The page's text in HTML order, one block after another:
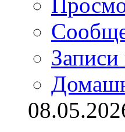
Записи